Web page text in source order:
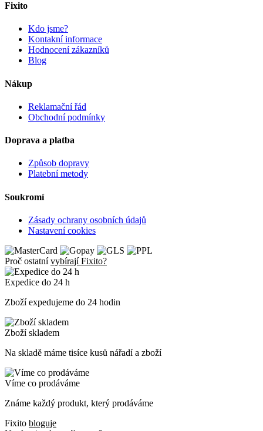
Fixito
Kdo jsme?
Kontakní informace
Hodnocení zákazníků
Blog
Nákup
Reklamační řád
Obchodní podmínky
Doprava a platba
Způsob dopravy
Platební metody
Soukromí
Zásady ochrany osobních údajů
Nastavení cookies
Proč ostatnívybírají Fixito?
Expedice do 24 h
Zboží expedujeme do 24 hodin
Zboží skladem
Na skladě máme tisíce kusů nářadí a zboží
Víme co prodáváme
Známe každý produkt, který prodáváme
Fixito bloguje